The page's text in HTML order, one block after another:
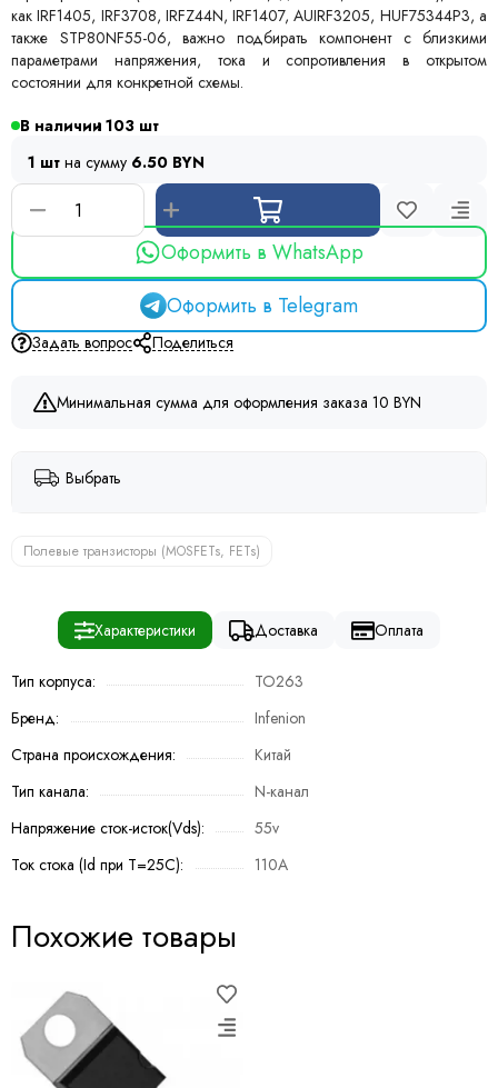
как IRF1405, IRF3708, IRFZ44N, IRF1407, AUIRF3205, HUF75344P3, а
также STP80NF55-06, важно подбирать компонент с близкими
параметрами напряжения, тока и сопротивления в открытом
состоянии для конкретной схемы.
В наличии 103
1 шт на сумму 6.50 BYN
Оформить в WhatsApp
Оформить в Telegram
Задать вопрос Поделиться
Минимальная сумма для оформления заказа 10 BYN
Выбрать
Полевые транзисторы (MOSFETs, FETs)
Характеристики Доставка Оплата
Тип корпуса:
TO263
Бренд:
Infenion
Страна происхождения:
Китай
Тип канала:
N-канал
Напряжение сток-исток(Vds):
55v
Ток стока (Id при T=25C):
110A
Похожие товары